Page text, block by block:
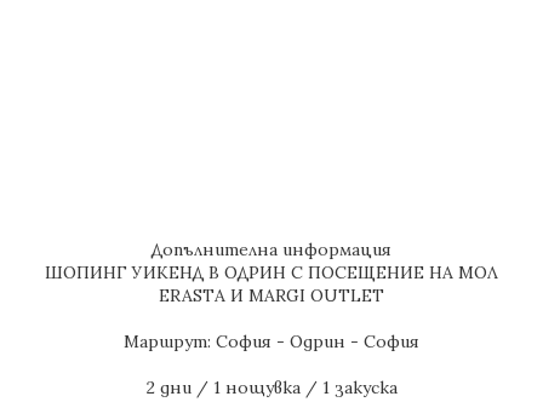
Допълнителна информация
ШОПИНГ УИКЕНД В ОДРИН С ПОСЕЩЕНИЕ НА МОЛ
ERASTA И MARGI OUTLET
Маршрут: София - Одрин - София
2 дни / 1 нощувка / 1 закуска